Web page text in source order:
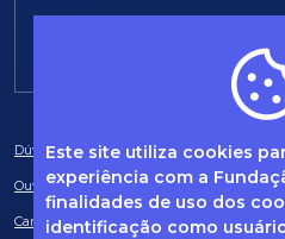
Este site utiliza cookies
experiência com a
finalidades de uso dos
identificação como
Dúvidas frequentes
Ouvidoria
Canal de Denúncias